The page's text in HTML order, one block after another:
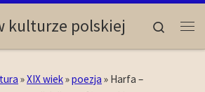
kulturze polskiej
Search
»XIX wiek»poezja » Harfa –